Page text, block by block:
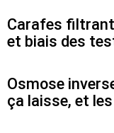
Carafes
et biais des
Osmose
ça laisse, et